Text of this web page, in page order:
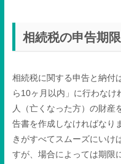
相続税の申告期限
相続税に関する申告と納付
ら10ヶ月以内」に行わなけ
人（亡くなった方）の財産
告書を作成しなければなり
きがすべてスムーズにいけ
すが、場合によっては期限